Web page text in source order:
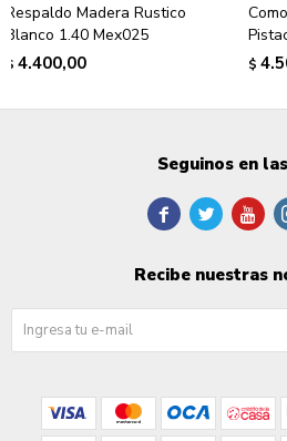
Respaldo Madera Rustico
Blanco 1.40 Mex025
$ 4.400,00 $
Seguinos en
  
Recibe nuestras